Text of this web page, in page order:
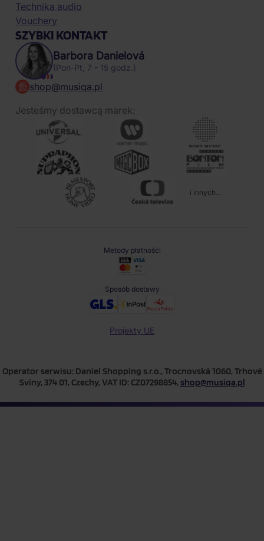
Technika audio
Vouchery
SZYBKI KONTAKT
Barbora Danielová
(Pon-Pt, 7 - 15 godz.)
shop@musiqa.pl
Jesteśmy dostawcą marek:
i innych...
Metody płatności
Sposób dostawy
Projekty UE
Operator serwisu: Daniel Shopping s.r.o., Trocnovská 1060, Trhové
Sviny, 374 01, Czechy, VAT ID: CZ07298854, shop@musiqa.pl